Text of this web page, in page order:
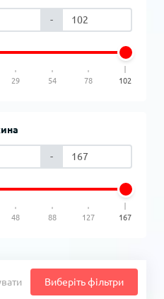
-
29 54 78 102
-
48 88 127 167
Виберіть фільтри